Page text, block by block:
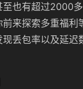
也有超过2000多
来探索多重福利
丢包率以及延迟